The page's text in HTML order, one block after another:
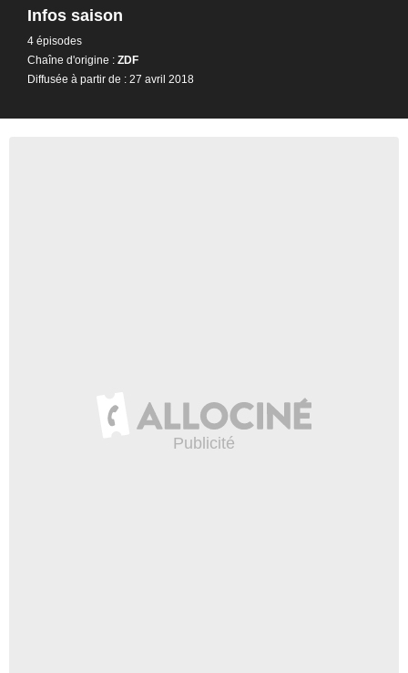
Infos saison
4 épisodes
Chaîne d'origine : ZDF
Diffusée à partir de : 27 avril 2018